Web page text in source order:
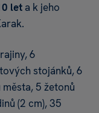
let a k jeho
6
stojánků, 6
5 žetonů
(2 cm), 35